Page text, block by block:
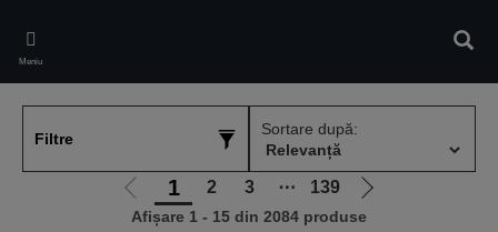
main
content
Meniu
Filtre
Sortare după:
Mergi
la
1 2 3 ⋯ 139
Mergi
la
Afișare 1 - 15 din 2084 produse